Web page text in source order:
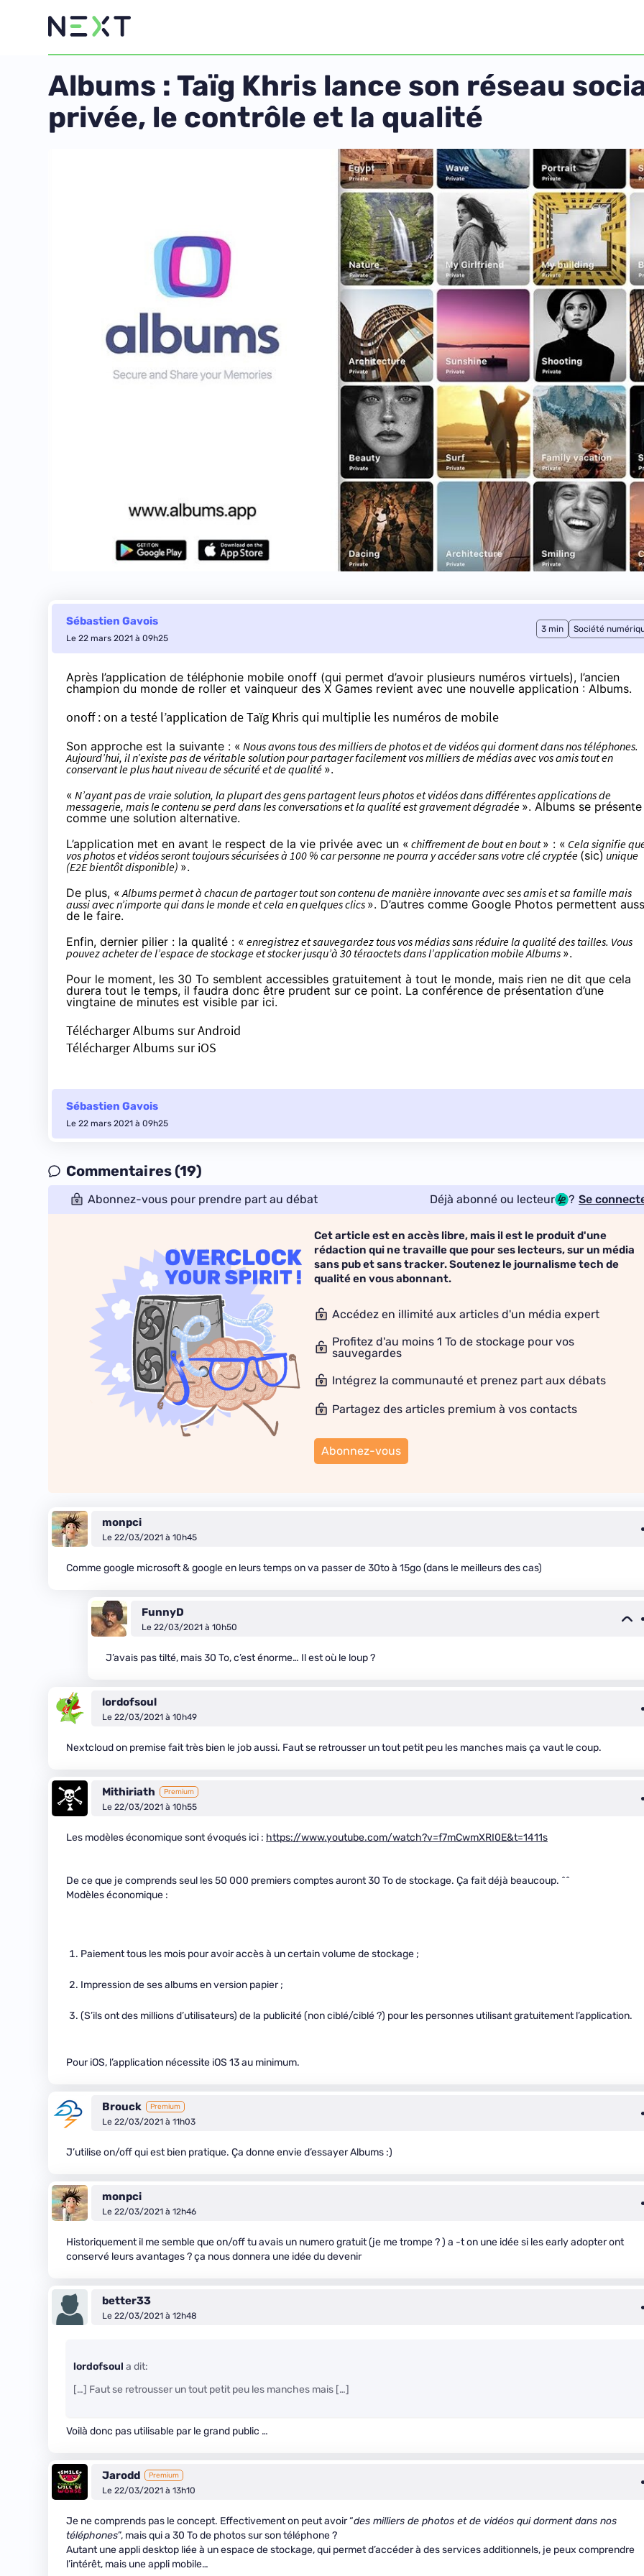
Albums : Taïg Khris lance son réseau
privée, le contrôle et la qualité
Sébastien Gavois
Le 22 mars 2021 à 09h25
3 min Société
Après l’application de téléphonie mobile onoff (qui permet d’avoir plusieurs numéros virtuels), l’ancien
champion du monde de roller et vainqueur des X Games revient avec une nouvelle application : Albums.
onoff : on a testé l’application de Taïg Khris qui multiplie les numéros de mobile
Son approche est la suivante : « Nous avons tous des milliers de photos et de vidéos qui dorment dans nos téléphones.
Aujourd’hui, il n’existe pas de véritable solution pour partager facilement vos milliers de médias avec vos amis tout en
conservant le plus haut niveau de sécurité et de qualité ».
« N’ayant pas de vraie solution, la plupart des gens partagent leurs photos et vidéos dans différentes applications de
messagerie, mais le contenu se perd dans les conversations et la qualité est gravement dégradée ». Albums se présente
comme une solution alternative.
L’application met en avant le respect de la vie privée avec un « chiffrement de bout en bout» : « Cela signifie
vos photos et vidéos seront toujours sécurisées à 100 % car personne ne pourra y accéder sans votre clé cryptée (sic) unique
(E2E bientôt disponible) ».
De plus, «Albums permet à chacun de partager tout son contenu de manière innovante avec ses amis et sa famille mais
aussi avec n’importe qui dans le monde et cela en quelques clics ». D’autres comme Google Photos permettent
de le faire.
Enfin, dernier pilier : la qualité : « enregistrez et sauvegardez tous vos médias sans réduire la qualité des tailles. Vous
pouvez acheter de l’espace de stockage et stocker jusqu’à 30 téraoctets dans l’application mobile Albums ».
Pour le moment, les 30 To semblent accessibles gratuitement à tout le monde, mais rien ne dit que cela
durera tout le temps, il faudra donc être prudent sur ce point. La conférence de présentation d’une
vingtaine de minutes est visible par ici.
Télécharger Albums sur Android
Télécharger Albums sur iOS
Sébastien Gavois
Le 22 mars 2021 à 09h25
Commentaires (19)
Abonnez-vous pour prendre part au débat Déjà abonné ou lecteur ? Se
Cet article est en accès libre, mais il est le produit d'une
rédaction qui ne travaille que pour ses lecteurs, sur un média
sans pub et sans tracker. Soutenez le journalisme tech de
qualité en vous abonnant.
Accédez en illimité aux articles d'un média expert
Profitez d'au moins 1 To de stockage pour vos
sauvegardes
Intégrez la communauté et prenez part aux débats
Partagez des articles premium à vos contacts
Abonnez-vous
monpci
Le 22/03/2021 à 10h45
Comme google microsoft & google en leurs temps on va passer de 30to à 15go (dans le meilleurs des cas)
FunnyD
Le 22/03/2021 à 10h50
J’avais pas tilté, mais 30 To, c’est énorme… Il est où le loup ?
lordofsoul
Le 22/03/2021 à 10h49
Nextcloud on premise fait très bien le job aussi. Faut se retrousser un tout petit peu les manches mais ça vaut le coup.
Mithiriath Premium
Le 22/03/2021 à 10h55
Les modèles économique sont évoqués ici : https://www.youtube.com/watch?v=f7mCwmXRI0E&t=1411s
De ce que je comprends seul les 50 000 premiers comptes auront 30 To de stockage. Ça fait déjà beaucoup. ^^
Modèles économique :
Paiement tous les mois pour avoir accès à un certain volume de stockage ;
Impression de ses albums en version papier ;
(S’ils ont des millions d’utilisateurs) de la publicité (non ciblé/ciblé ?) pour les personnes utilisant gratuitement l’application.
Pour iOS, l’application nécessite iOS 13 au minimum.
Brouck Premium
Le 22/03/2021 à 11h03
J’utilise on/off qui est bien pratique. Ça donne envie d’essayer Albums :)
monpci
Le 22/03/2021 à 12h46
Historiquement il me semble que on/off tu avais un numero gratuit (je me trompe ? ) a -t on une idée si les early adopter ont
conservé leurs avantages ? ça nous donnera une idée du devenir
better33
Le 22/03/2021 à 12h48
lordofsoul a dit:
[…] Faut se retrousser un tout petit peu les manches mais […]
Voilà donc pas utilisable par le grand public …
Jarodd Premium
Le 22/03/2021 à 13h10
Je ne comprends pas le concept. Effectivement on peut avoir “des milliers de photos et de vidéos qui dorment dans nos
téléphones”, mais qui a 30 To de photos sur son téléphone ?
Autant une appli desktop liée à un espace de stockage, qui permet d’accéder à des services additionnels, je peux comprendre
l’intérêt, mais une appli mobile…